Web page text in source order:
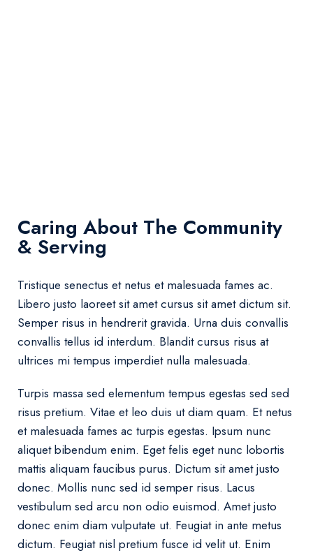
Caring About The Community
& Serving
Tristique senectus et netus et malesuada fames ac.
Libero justo laoreet sit amet cursus sit amet dictum sit.
Semper risus in hendrerit gravida. Urna duis convallis
convallis tellus id interdum. Blandit cursus risus at
ultrices mi tempus imperdiet nulla malesuada.
Turpis massa sed elementum tempus egestas sed sed
risus pretium. Vitae et leo duis ut diam quam. Et netus
et malesuada fames ac turpis egestas. Ipsum nunc
aliquet bibendum enim. Eget felis eget nunc lobortis
mattis aliquam faucibus purus. Dictum sit amet justo
donec. Mollis nunc sed id semper risus. Lacus
vestibulum sed arcu non odio euismod. Amet justo
donec enim diam vulputate ut. Feugiat in ante metus
dictum. Feugiat nisl pretium fusce id velit ut. Enim